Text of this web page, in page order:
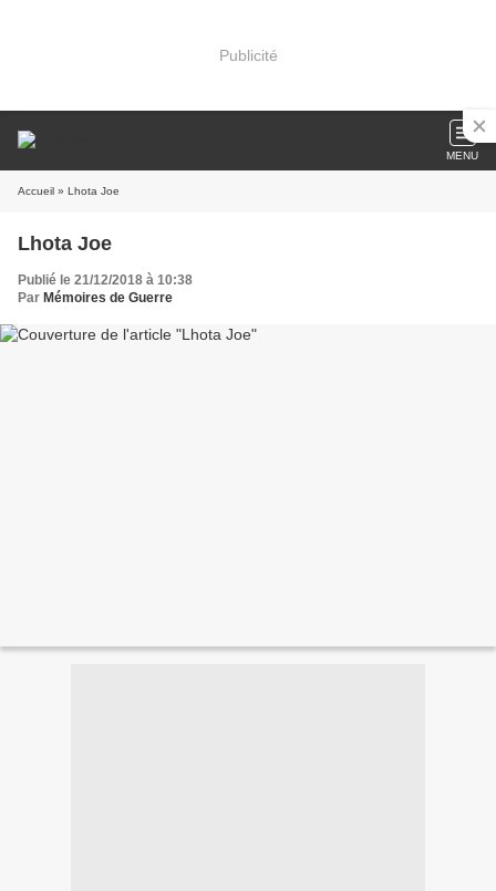
Publicité
MENU
Accueil » Lhota Joe
Lhota Joe
Publié le 21/12/2018 à 10:38
Par Mémoires de Guerre